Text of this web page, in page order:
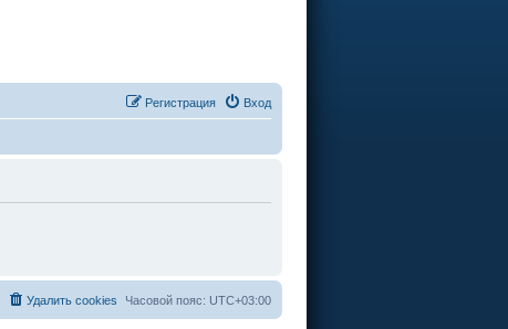
Вход
Регистрация
Часовой пояс: UTC+03:00
Удалить cookies